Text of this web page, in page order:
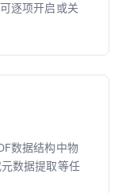
逐项开启或关
数据结构中物
数据提取等任